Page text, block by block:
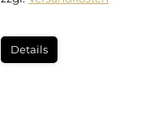
Details